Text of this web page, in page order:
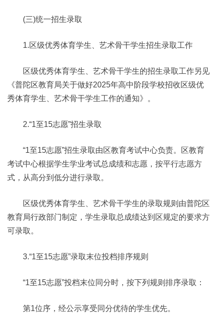
(三)统一招生录取
1.区级优秀体育学生、艺术骨干学生招生录取工作
区级优秀体育学生、艺术骨干学生的招生录取工作另见
《普陀区教育局关于做好2025年高中阶段学校招收区级优
秀体育学生、艺术骨干学生工作的通知》。
2.“1至15志愿”招生录取
“1至15志愿”招生录取由区教育考试中心负责。区教育
考试中心根据学生学业考试总成绩和志愿，按平行志愿方
式，从高分到低分进行录取。
区级优秀体育学生、艺术骨干学生的录取规则由普陀区
教育局行政部门制定，学生录取总成绩达到区规定的要求方
可录取。
3.“1至15志愿”录取末位投档排序规则
“1至15志愿”投档末位同分时，按下列规则排序录取：
第1位序，经公示享受同分优待的学生优先。